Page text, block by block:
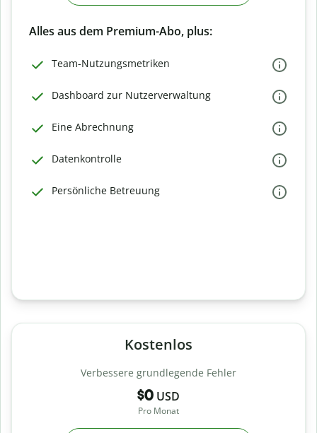
Alles aus dem Premium-Abo, plus:
Team-Nutzungsmetriken
Dashboard zur Nutzerverwaltung
Eine Abrechnung
Datenkontrolle
Persönliche Betreuung
Kostenlos
Verbessere grundlegende Fehler
$0 USD
Pro Monat